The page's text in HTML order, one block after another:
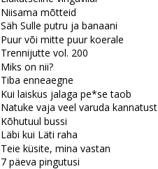
Niisama mõtteid
Säh Sulle putru ja banaani
Puur või mitte puur koerale
Trennijutte vol. 200
Miks on nii?
Tiba enneaegne
Kui laiskus jalaga pe*se taob
Natuke vaja veel varuda kannatust
Kõhutuul bussi
Läbi kui Läti raha
Teie küsite, mina vastan
7 päeva pingutusi